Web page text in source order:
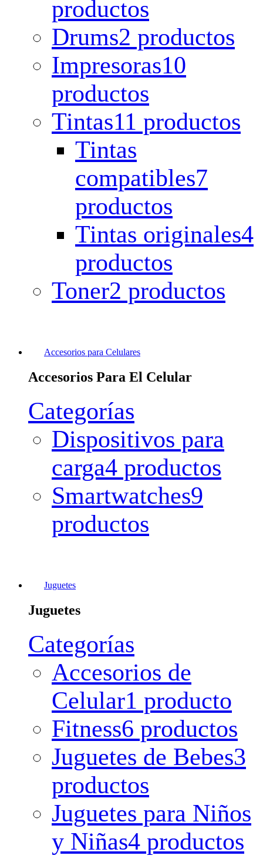
productos
Drums2 productos
Impresoras10
productos
Tintas11 productos
Tintas
compatibles7
productos
Tintas originales4
productos
Toner2 productos
Accesorios para Celulares
Accesorios Para El Celular
Categorías
Dispositivos para
carga4 productos
Smartwatches9
productos
Juguetes
Juguetes
Categorías
Accesorios de
Celular1 producto
Fitness6 productos
Juguetes de Bebes3
productos
Juguetes para Niños
y Niñas4 productos